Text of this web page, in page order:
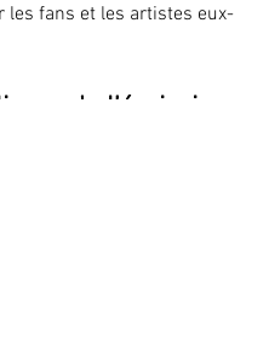
les fans et les artistes eux-
de l’émission